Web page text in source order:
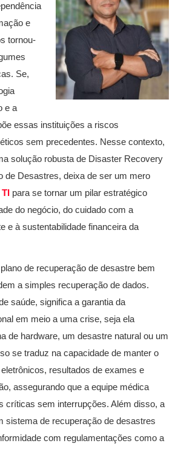
e
tornou-
Se,
e a
essas instituições a riscos
sem precedentes. Nesse contexto,
solução robusta de Disaster Recovery
de Desastres, deixa de ser um mero
TI para se tornar um pilar estratégico
do negócio, do cuidado com a
e à sustentabilidade financeira da
de recuperação de desastre bem
a simples recuperação de dados.
saúde, significa a garantia da
em meio a uma crise, seja ela
de hardware, um desastre natural ou um
se traduz na capacidade de manter o
resultados de exames e
assegurando que a equipe médica
críticas sem interrupções. Além disso, a
sistema de recuperação de desastres
com regulamentações como a